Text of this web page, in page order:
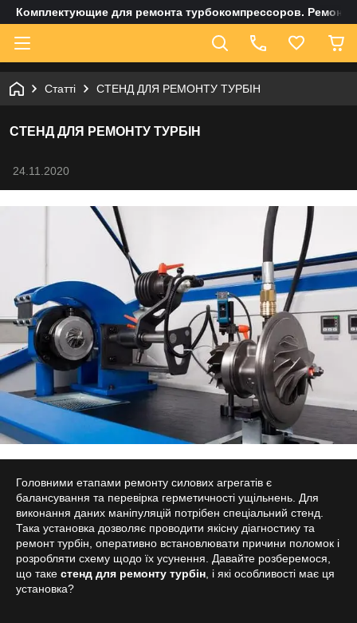
Комплектующие для ремонта турбокомпрессоров. Ремонт
Статті СТЕНД ДЛЯ РЕМОНТУ ТУРБІН
СТЕНД ДЛЯ РЕМОНТУ ТУРБІН
24.11.2020
Головними етапами ремонту силових агрегатів є
балансування та перевірка герметичності ущільнень. Для
виконання даних маніпуляцій потрібен спеціальний стенд.
Така установка дозволяє проводити якісну діагностику та
ремонт турбін, оперативно встановлювати причини поломок і
розробляти схему щодо їх усунення. Давайте розберемося,
що таке стенд для ремонту турбін , і які особливості має ця
установка?